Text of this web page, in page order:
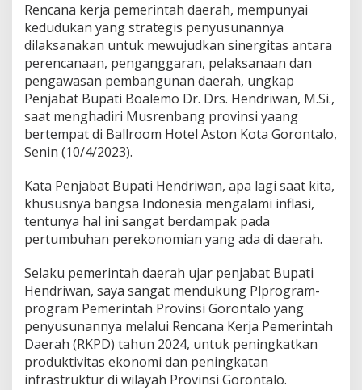
v
i
n
s
Rencana kerja pemerintah daerah, mempunyai
kedudukan yang strategis penyusunannya
dilaksanakan untuk mewujudkan sinergitas antara
perencanaan, penganggaran, pelaksanaan dan
pengawasan pembangunan daerah, ungkap
Penjabat Bupati Boalemo Dr. Drs. Hendriwan, M.Si.,
saat menghadiri Musrenbang provinsi yaang
bertempat di Ballroom Hotel Aston Kota Gorontalo,
Senin (10/4/2023).
Kata Penjabat Bupati Hendriwan, apa lagi saat kita,
khususnya bangsa Indonesia mengalami inflasi,
tentunya hal ini sangat berdampak pada
pertumbuhan perekonomian yang ada di daerah.
Selaku pemerintah daerah ujar penjabat Bupati
Hendriwan, saya sangat mendukung Plprogram-
program Pemerintah Provinsi Gorontalo yang
penyusunannya melalui Rencana Kerja Pemerintah
Daerah (RKPD) tahun 2024, untuk peningkatkan
produktivitas ekonomi dan peningkatan
infrastruktur di wilayah Provinsi Gorontalo.